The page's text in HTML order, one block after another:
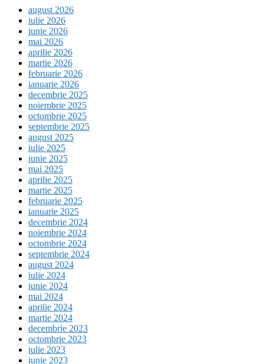
august 2026
iulie 2026
iunie 2026
mai 2026
aprilie 2026
martie 2026
februarie 2026
ianuarie 2026
decembrie 2025
noiembrie 2025
octombrie 2025
septembrie 2025
august 2025
iulie 2025
iunie 2025
mai 2025
aprilie 2025
martie 2025
februarie 2025
ianuarie 2025
decembrie 2024
noiembrie 2024
octombrie 2024
septembrie 2024
august 2024
iulie 2024
iunie 2024
mai 2024
aprilie 2024
martie 2024
decembrie 2023
octombrie 2023
iulie 2023
iunie 2023